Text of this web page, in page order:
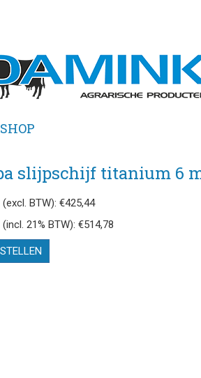
slijpschijf titanium 6
BTW): €425,44
21% BTW): €514,78